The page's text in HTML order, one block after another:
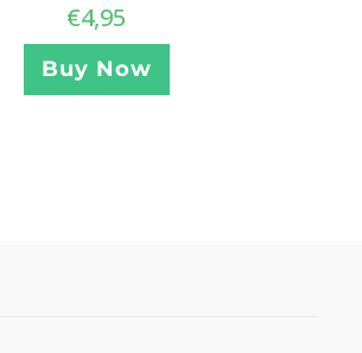
€4,95
Buy Now